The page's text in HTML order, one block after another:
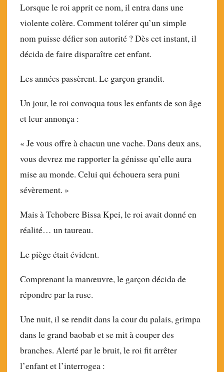
Lorsque le roi apprit ce nom, il entra dans une
violente colère. Comment tolérer qu’un simple
nom puisse défier son autorité ? Dès cet instant, il
décida de faire disparaître cet enfant.
Les années passèrent. Le garçon grandit.
Un jour, le roi convoqua tous les enfants de son âge
et leur annonça :
« Je vous offre à chacun une vache. Dans deux ans,
vous devrez me rapporter la génisse qu’elle aura
mise au monde. Celui qui échouera sera puni
sévèrement. »
Mais à Tchobere Bissa Kpei, le roi avait donné en
réalité… un taureau.
Le piège était évident.
Comprenant la manœuvre, le garçon décida de
répondre par la ruse.
Une nuit, il se rendit dans la cour du palais, grimpa
dans le grand baobab et se mit à couper des
branches. Alerté par le bruit, le roi fit arrêter
l’enfant et l’interrogea :